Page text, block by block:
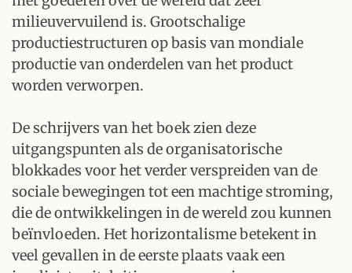
milieuvervuilend is. Grootschalige
productiestructuren op basis van mondiale
productie van onderdelen van het product
worden verworpen.
De schrijvers van het boek zien deze
uitgangspunten als de organisatorische
blokkades voor het verder verspreiden van de
sociale bewegingen tot een machtige stroming,
die de ontwikkelingen in de wereld zou kunnen
beïnvloeden. Het horizontalisme betekent in
veel gevallen in de eerste plaats vaak een